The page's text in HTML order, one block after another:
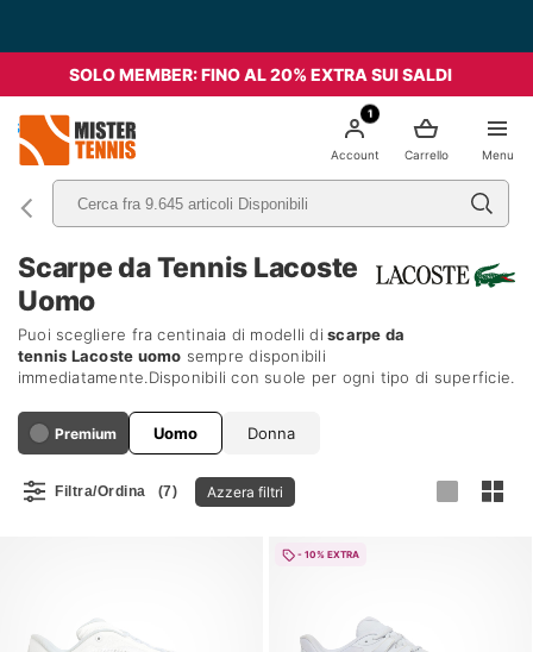
SOLO MEMBER: FINO AL 20% EXTRA SUI SALDI
Menu
Carrello
1
Account
Scarpe da Tennis Lacoste
Uomo
Puoi scegliere fra centinaia di modelli di scarpe da
tennis Lacoste uomo sempre disponibili
immediatamente.Disponibili con suole per ogni tipo di superficie.
Premium Uomo Donna
Filtra/Ordina (7) Azzera filtri
- 10% EXTRA